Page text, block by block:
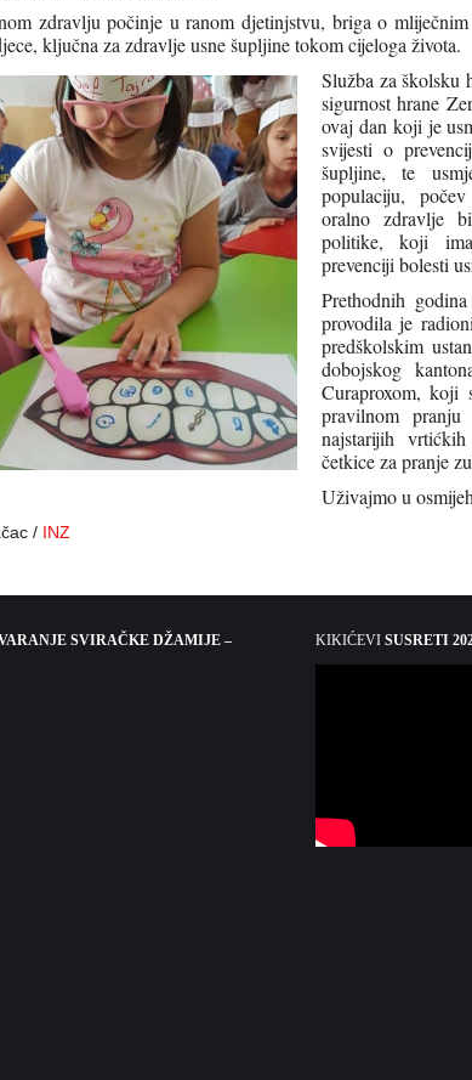
zdravlju počinje u ranom djetinjstvu, briga o
ključna za zdravlje usne šupljine tokom cijeloga života.
Služba za školsku
sigurnost hrane
ovaj dan koji je
svijesti o
šupljine, te
populaciju,
oralno zdravlje
politike, koji
prevenciji bolesti
Prethodnih
provodila je
predškolskim
dobojskog
Curaproxom, koji
pravilnom pranju
najstarijih
četkice za pranje
Uživajmo u
/ INZ
SVIRAČKE DŽAMIJE –
KIKIĆEVI SUSRETI